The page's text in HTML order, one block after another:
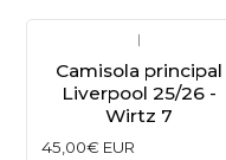
|
Camisola principal
Liverpool 25/26 -
Wirtz 7
45,00€ EUR